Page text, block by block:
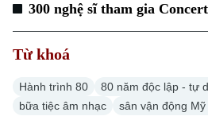
300 nghệ sĩ tham gia
Từ khoá
Hành trình 80
80 năm độc lập - tự
bữa tiệc âm nhạc
sân vận động